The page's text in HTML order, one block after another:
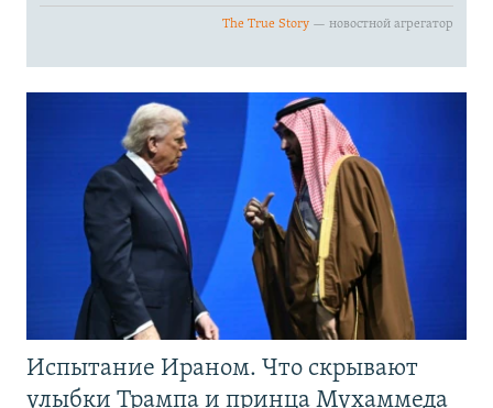
Испытание Ираном. Что скрывают
улыбки Трампа и принца Мухаммеда